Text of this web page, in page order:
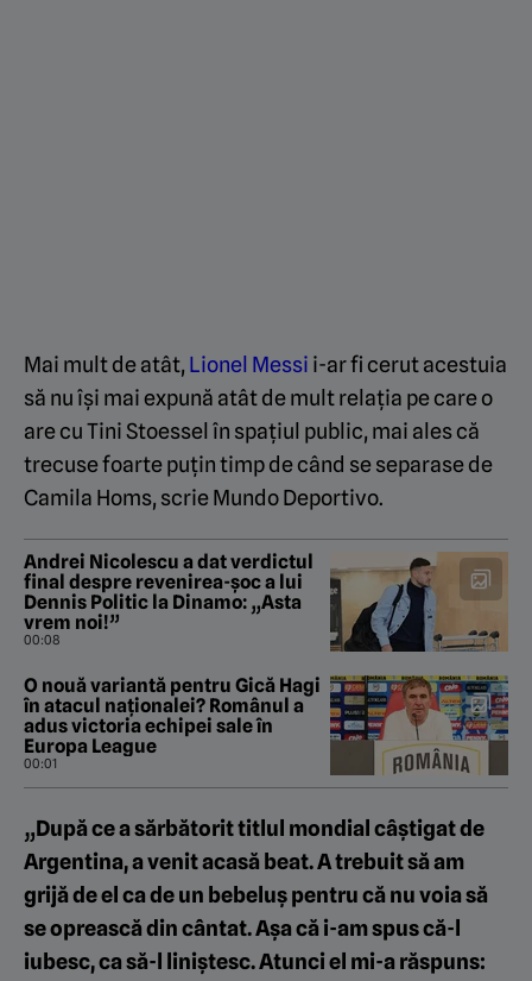
Mai mult de atât, Lionel Messi i-ar fi cerut acestuia
să nu își mai expună atât de mult relația pe care o
are cu Tini Stoessel în spațiul public, mai ales că
trecuse foarte puțin timp de când se separase de
Camila Homs, scrie Mundo Deportivo.
Andrei Nicolescu a dat verdictul
final despre revenirea-șoc a lui
Dennis Politic la Dinamo: „Asta
vrem noi!”
00:08
O nouă variantă pentru Gică Hagi
în atacul naționalei? Românul a
adus victoria echipei sale în
Europa League
00:01
„După ce a sărbătorit titlul mondial câștigat de
Argentina, a venit acasă beat. A trebuit să am
grijă de el ca de un bebeluș pentru că nu voia să
se oprească din cântat. Așa că i-am spus că-l
iubesc, ca să-l liniștesc. Atunci el mi-a răspuns: